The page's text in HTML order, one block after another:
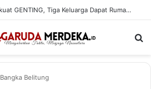
PT TIMAH Perkuat GENTING, Tiga Keluarga Dapat Rumah Layak Huni
Bangka Belitung